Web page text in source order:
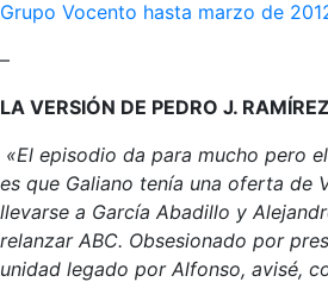
Grupo Vocento hasta marzo de
–
LA VERSIÓN DE PEDRO J.
«El episodio da para mucho pero
es que Galiano tenía una oferta de
llevarse a García Abadillo y
relanzar ABC. Obsesionado por
unidad legado por Alfonso, avisé,